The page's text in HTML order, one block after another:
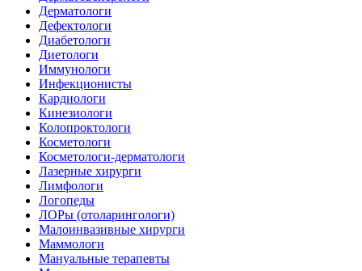
Дерматологи
Дефектологи
Диабетологи
Диетологи
Иммунологи
Инфекционисты
Кардиологи
Кинезиологи
Колопроктологи
Косметологи
Косметологи-дерматологи
Лазерные хирурги
Лимфологи
Логопеды
ЛОРы (отоларингологи)
Малоинвазивные хирурги
Маммологи
Мануальные терапевты